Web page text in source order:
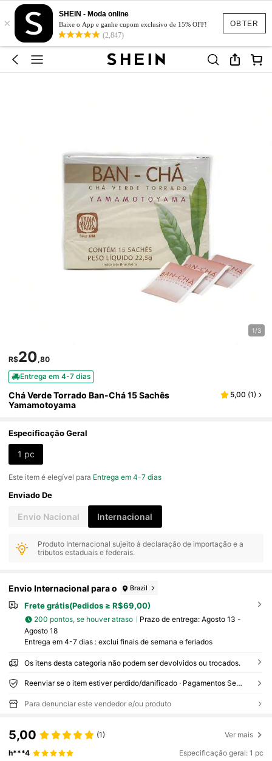
OBTER
×
SHEIN - Moda online
Baixe o App e ganhe cupom exclusivo de 15% OFF!
(2,847)
1/3
R$20,80
Entrega em 4-7 dias
Chá Verde Torrado Ban-Chá 15 Sachês
Yamamotoyama
5,00 (1)
Especificação Geral
1 pc
Este item é elegível para Entrega em 4-7 dias
Enviado De
Envio Nacional Internacional
Produto Internacional sujeito à declaração de importação e a
tributos estaduais e federais.
Envio Internacional para o Brazil
Frete grátis(Pedidos ≥ R$69,00)
200 pontos, se houver atraso Prazo de entrega: Agosto 13 -
Agosto 18
Entrega em 4-7 dias : exclui finais de semana e feriados
Os itens desta categoria não podem ser devolvidos ou trocados.
Reenviar se o item estiver perdido/danificado · Pagamentos Seguros · Proteção de privacidade
Para denunciar este vendedor e/ou produto
5,00 (1) Ver mais
h***4 Especificação geral: 1 pc